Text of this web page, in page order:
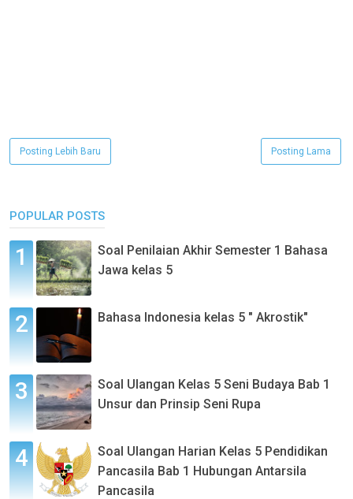
Posting Lebih Baru Posting Lama
POPULAR POSTS
Soal Penilaian Akhir Semester 1 Bahasa
Jawa kelas 5
Bahasa Indonesia kelas 5 " Akrostik"
Soal Ulangan Kelas 5 Seni Budaya Bab 1
Unsur dan Prinsip Seni Rupa
Soal Ulangan Harian Kelas 5 Pendidikan
Pancasila Bab 1 Hubungan Antarsila
Pancasila